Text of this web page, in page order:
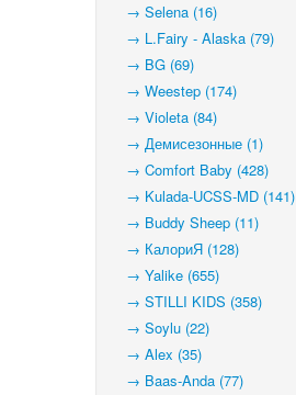
→ Selena (16)
→ L.Fairy - Alaska (79)
→ BG (69)
→ Weestep (174)
→ Violeta (84)
→ Демисезонные (1)
→ Comfort Baby (428)
→ Kulada-UCSS-MD (141)
→ Buddy Sheep (11)
→ КалориЯ (128)
→ Yalike (655)
→ STILLI KIDS (358)
→ Soylu (22)
→ Alex (35)
→ Baas-Anda (77)